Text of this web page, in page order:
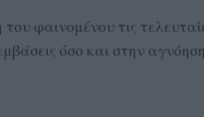
φαινομένου τις
όσο και στην αγνόηση